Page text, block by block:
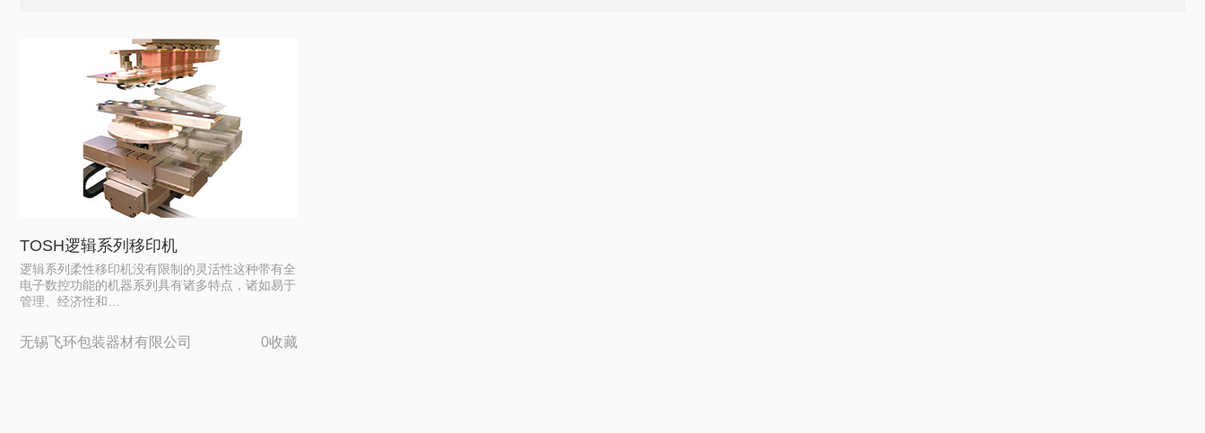
TOSH逻辑系列移印机
逻辑系列柔性移印机没有限制的灵活性这种带有全
电子数控功能的机器系列具有诸多特点，诸如易于
管理、经济性和…
无锡飞环包装器材有限公司 0收藏